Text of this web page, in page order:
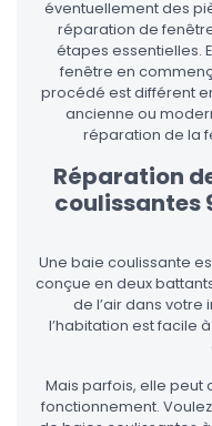
éventuellement des
réparation de
étapes essentielles.
fenêtre en
procédé est différent
ancienne ou
réparation de la
Réparation
coulissantes
Une baie coulissante
conçue en deux
de l’air dans votre
l’habitation est facile
Mais parfois, elle peut
fonctionnement.